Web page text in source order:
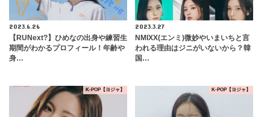
2023.6.26
【RUNext?】ひめなの出身や練習生
期間がわかるプロフィール！年齢や
身…
2023.3.27
NMIXX(エンミ)微妙やいまいちと言
われる理由はジニがいないから？韓
国…
K-POP【ヨジャ】 K-POP【ヨジャ】